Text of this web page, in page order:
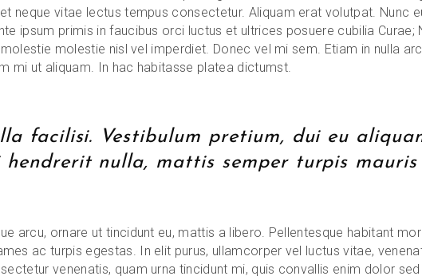
neque vitae lectus tempus consectetur. Aliquam erat volutpat. Nunc
ipsum primis in faucibus orci luctus et ultrices posuere cubilia Curae;
molestie nisl vel imperdiet. Donec vel mi sem. Etiam in nulla
mi ut aliquam. In hac habitasse platea dictumst.
facilisi. Vestibulum pretium, dui eu
hendrerit nulla, mattis semper turpis mauris
arcu, ornare ut tincidunt eu, mattis a libero. Pellentesque habitant
ac turpis egestas. In elit purus, ullamcorper vel luctus vitae,
venenatis, quam urna tincidunt mi, quis convallis enim dolor